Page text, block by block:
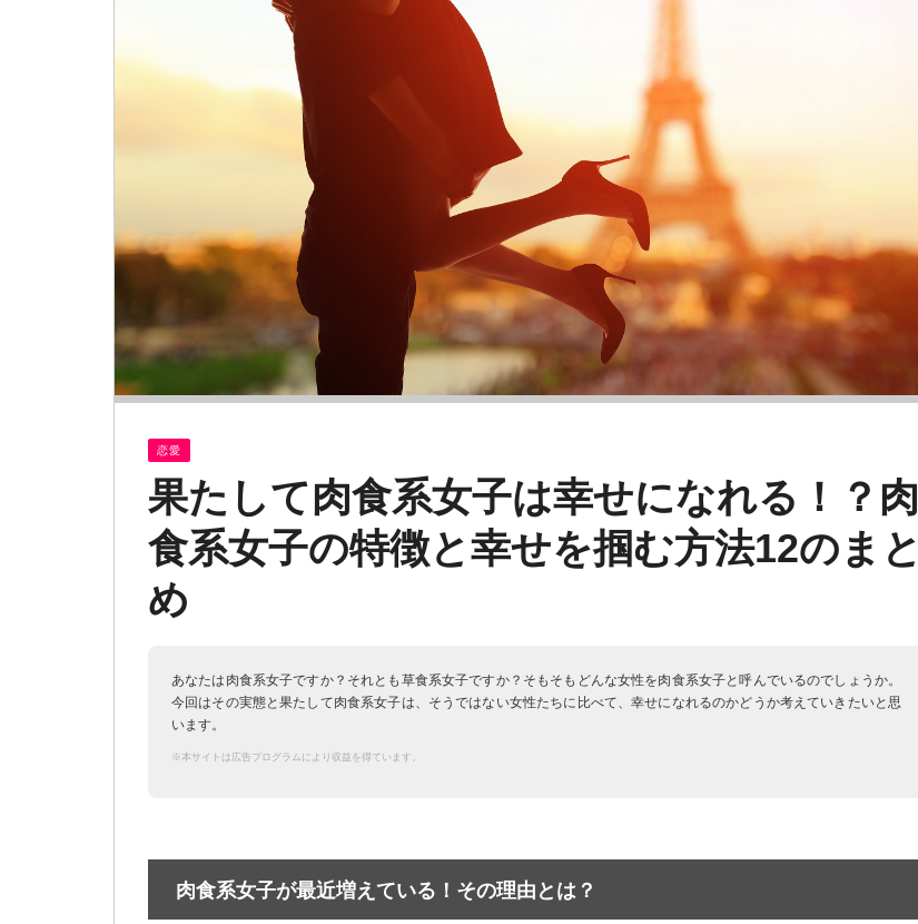
恋愛
果たして肉食系女子は幸せになれる！？肉
食系女子の特徴と幸せを掴む方法12のまと
め
あなたは肉食系女子ですか？それとも草食系女子ですか？そもそもどんな女性を肉食系女子と呼んでいるのでしょうか。
今回はその実態と果たして肉食系女子は、そうではない女性たちに比べて、幸せになれるのかどうか考えていきたいと思
います。
※本サイトは広告プログラムにより収益を得ています。
肉食系女子が最近増えている！その理由とは？